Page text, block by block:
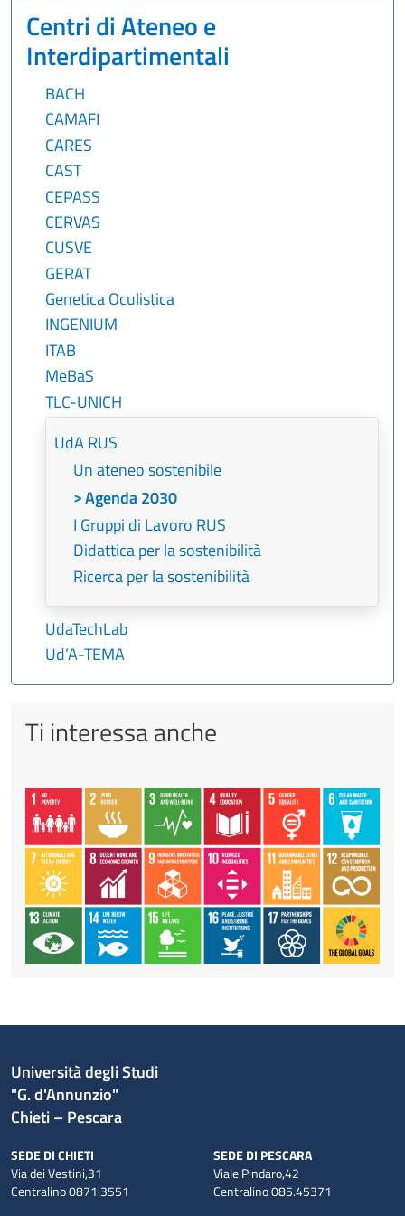
Centri di Ateneo e
Interdipartimentali
BACH
CAMAFI
CARES
CAST
CEPASS
CERVAS
CUSVE
GERAT
Genetica Oculistica
INGENIUM
ITAB
MeBaS
TLC-UNICH
UdA RUS
Un ateneo sostenibile
Agenda 2030
I Gruppi di Lavoro RUS
Didattica per la sostenibilità
Ricerca per la sostenibilità
UdaTechLab
Ud’A-TEMA
Ti interessa anche
Università degli Studi
"G. d'Annunzio"
Chieti – Pescara
SEDE DI CHIETI
Via dei Vestini,31
Centralino 0871.3551
SEDE DI PESCARA
Viale Pindaro,42
Centralino 085.45371